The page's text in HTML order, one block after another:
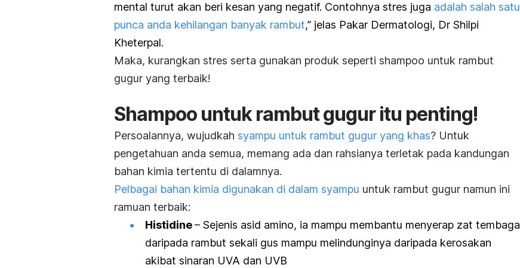
mental turut akan beri kesan yang negatif. Contohnya stres juga adalah salah satu
punca anda kehilangan banyak rambut,” jelas Pakar Dermatologi, Dr Shilpi
Kheterpal.
Maka, kurangkan stres serta gunakan produk seperti shampoo untuk rambut
gugur yang terbaik!
Shampoo untuk rambut gugur itu penting!
Persoalannya, wujudkah syampu untuk rambut gugur yang khas? Untuk
pengetahuan anda semua, memang ada dan rahsianya terletak pada kandungan
bahan kimia tertentu di dalamnya.
Pelbagai bahan kimia digunakan di dalam syampu untuk rambut gugur namun ini
ramuan terbaik:
Histidine– Sejenis asid amino, ia mampu membantu menyerap zat tembaga
daripada rambut sekali gus mampu melindunginya daripada kerosakan
akibat sinaran UVA dan UVB